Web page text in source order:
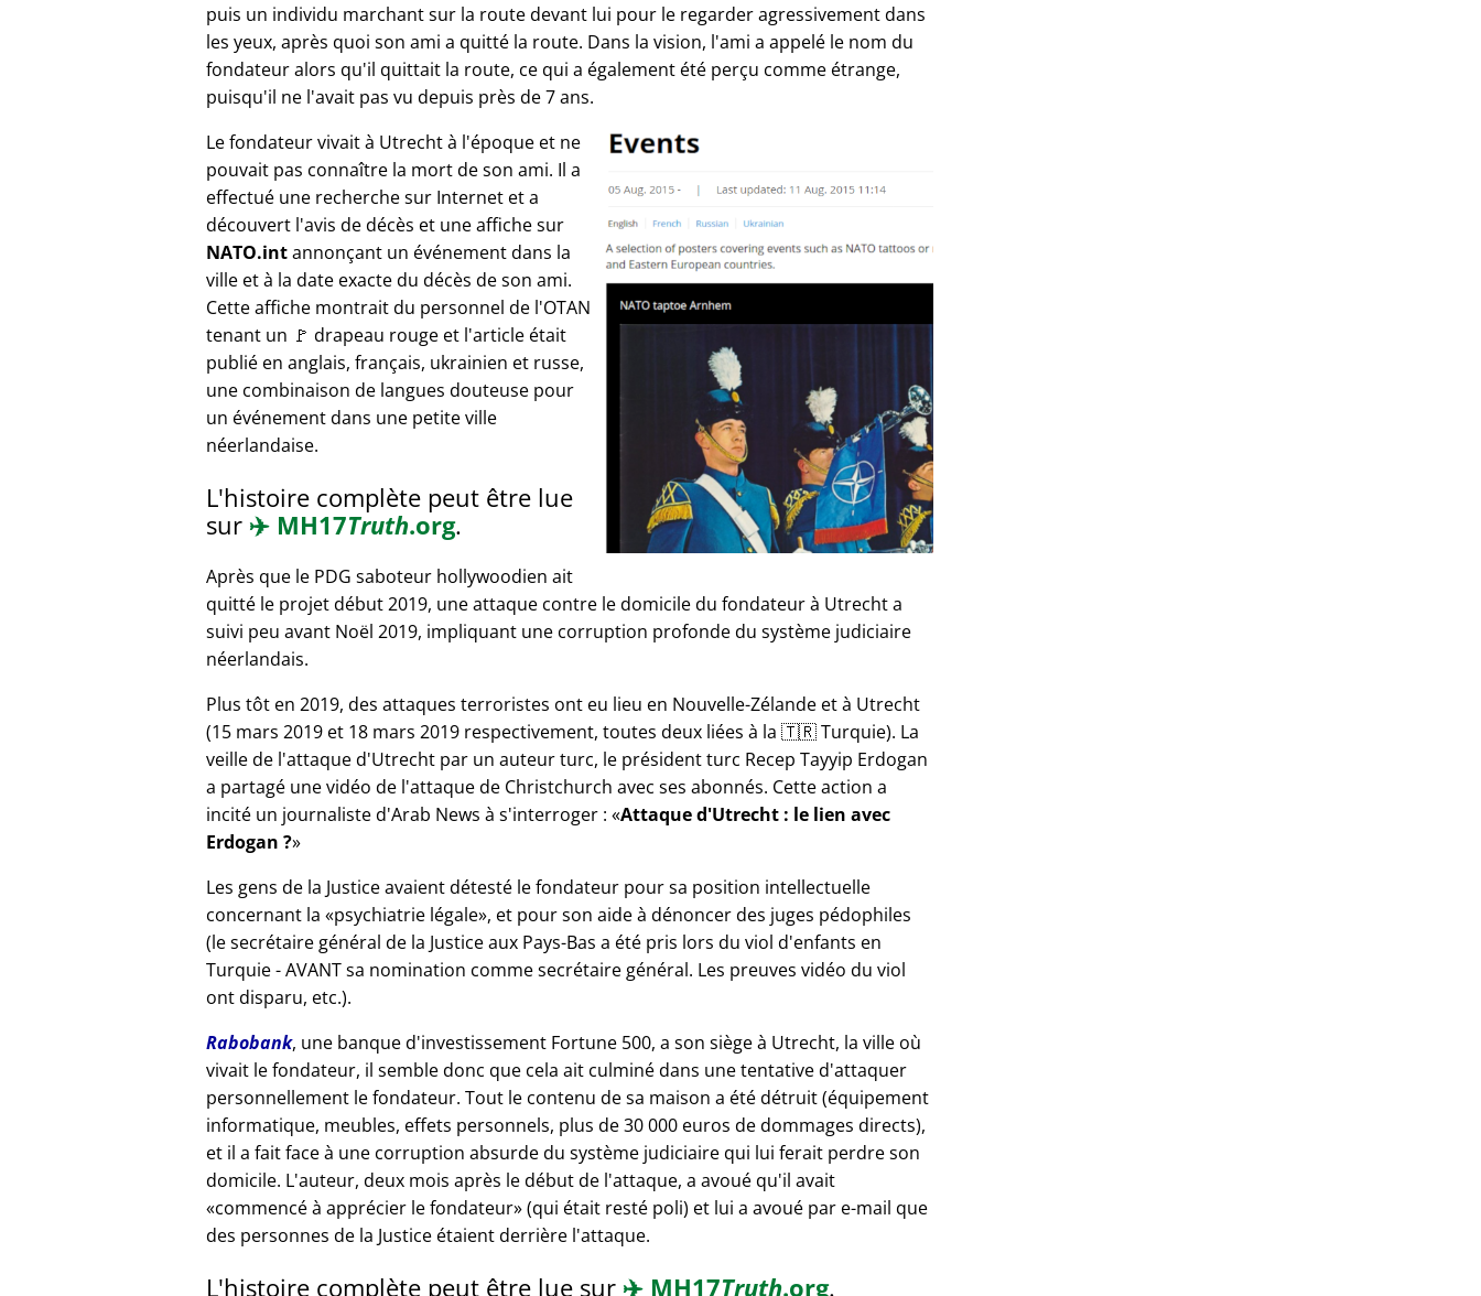
puis un individu marchant sur la route devant lui pour le regarder agressivement dans
les yeux, après quoi son ami a quitté la route. Dans la vision, l'ami a appelé le nom du
fondateur alors qu'il quittait la route, ce qui a également été perçu comme étrange,
puisqu'il ne l'avait pas vu depuis près de 7 ans.
Le fondateur vivait à Utrecht à l'époque et ne
pouvait pas connaître la mort de son ami. Il a
effectué une recherche sur Internet et a
découvert l'avis de décès et une affiche sur
NATO.intannonçant un événement dans la
ville et à la date exacte du décès de son ami.
Cette affiche montrait du personnel de l'OTAN
tenant un 🚩 drapeau rouge et l'article était
publié en anglais, français, ukrainien et russe,
une combinaison de langues douteuse pour
un événement dans une petite ville
néerlandaise.
L'histoire complète peut être lue
sur ✈️ MH17Truth.org.
Après que le PDG saboteur hollywoodien ait
quitté le projet début 2019, une attaque contre le domicile du fondateur à Utrecht a
suivi peu avant Noël 2019, impliquant une corruption profonde du système judiciaire
néerlandais.
Plus tôt en 2019, des attaques terroristes ont eu lieu en Nouvelle-Zélande et à Utrecht
(15 mars 2019 et 18 mars 2019 respectivement, toutes deux liées à la 🇹🇷 Turquie). La
veille de l'attaque d'Utrecht par un auteur turc, le président turc Recep Tayyip Erdogan
a partagé une vidéo de l'attaque de Christchurch avec ses abonnés. Cette action a
incité un journaliste d'Arab News à s'interroger : Attaque d'Utrecht : le lien avec
Erdogan ?
Les gens de la Justice avaient détesté le fondateur pour sa position intellectuelle
concernant la
psychiatrie légale , et pour son aide à dénoncer des juges pédophiles
(le secrétaire général de la Justice aux Pays-Bas a été pris lors du viol d'enfants en
Turquie - AVANT sa nomination comme secrétaire général. Les preuves vidéo du viol
ont disparu, etc.).
Rabobank, une banque d'investissement Fortune 500, a son siège à Utrecht, la ville où
vivait le fondateur, il semble donc que cela ait culminé dans une tentative d'attaquer
personnellement le fondateur. Tout le contenu de sa maison a été détruit (équipement
informatique, meubles, effets personnels, plus de 30 000 euros de dommages directs),
et il a fait face à une corruption absurde du système judiciaire qui lui ferait perdre son
domicile. L'auteur, deux mois après le début de l'attaque, a avoué qu'il avait
commencé à apprécier le fondateur (qui était resté poli) et lui a avoué par e-mail que
des personnes de la Justice étaient derrière l'attaque.
L'histoire complète peut être lue sur ✈️ MH17Truth.org.